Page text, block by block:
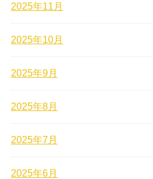
2025年11月
2025年10月
2025年9月
2025年8月
2025年7月
2025年6月